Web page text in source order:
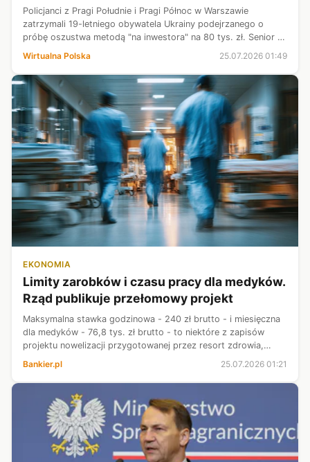
Policjanci z Pragi Południe i Pragi Północ w Warszawie
zatrzymali 19-letniego obywatela Ukrainy podejrzanego o
próbę oszustwa metodą "na inwestora" na 80 tys. zł. Senior z
Wirtualna Polska 25.07.2026 01:49
EKONOMIA
Limity zarobków i czasu pracy dla medyków.
Rząd publikuje przełomowy projekt
Maksymalna stawka godzinowa - 240 zł brutto - i miesięczna
dla medyków - 76,8 tys. zł brutto - to niektóre z zapisów
projektu nowelizacji przygotowanej przez resort zdrowia,
która w piątek został opublikowana na stronach Rządowego
Centrum Legislacji.
Bankier.pl 25.07.2026 01:21